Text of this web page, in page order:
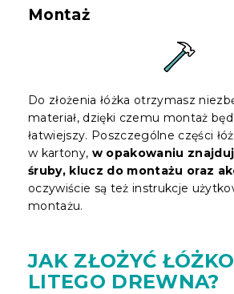
Montaż
Do złożenia łóżka otrzymasz
materiał, dzięki czemu montaż
łatwiejszy. Poszczególne części
w kartony, w opakowaniu
śruby, klucz do montażu oraz
oczywiście są też instrukcje
montażu.
JAK ZŁOŻYĆ
LITEGO DREWNA?